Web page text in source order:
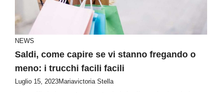
NEWS
Saldi, come capire se vi stanno fregando o
meno: i trucchi facili facili
Luglio 15, 2023Mariavictoria Stella